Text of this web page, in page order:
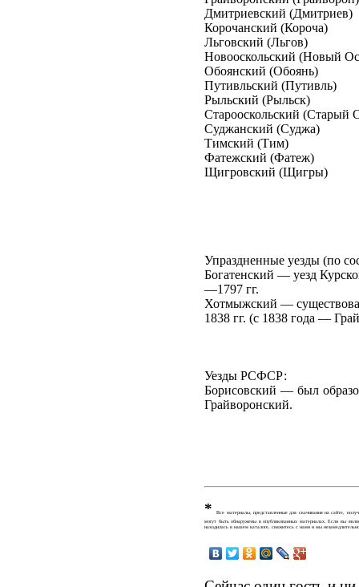
Дмитриевский (Дмитриев)
Корочанский (Короча)
Льговский (Льгов)
Новооскольский (Новый
Обоянский (Обоянь)
Путивльский (Путивль)
Рыльский (Рыльск)
Старооскольский (Старый
Суджанский (Суджа)
Тимский (Тим)
Фатежский (Фатеж)
Щигровский (Щигры)
Упраздненные уезды (по
Богатенский — уезд
—1797 гг.
Хотмыжский —
1838 гг. (c 1838 года —
Уезды РСФСР:
Борисовский — был
Грайворонский.
*
Все материалы, представленные для скачивания на сайте,
могут быть обнаружены в опубликованных материалах. Если вы
находилась в нашем каталоге, свяжитесь с нами и мы